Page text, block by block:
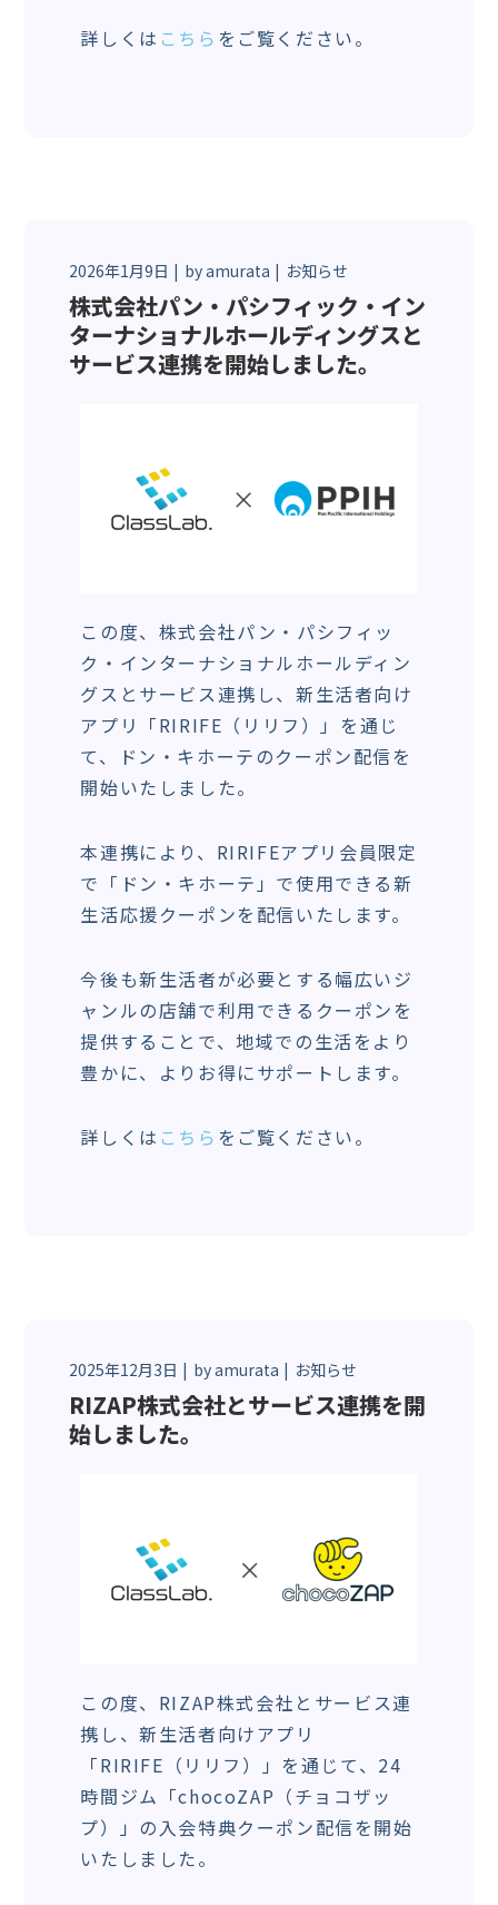
詳しくは こちら をご覧ください。
2026年1月9日 byamurata お知らせ
株式会社パン・パシフィック・イン
ターナショナルホールディングスと
サービス連携を開始しました。
この度、株式会社パン・パシフィッ
ク・インターナショナルホールディン
グスとサービス連携し、新生活者向け
アプリ「RIRIFE（リリフ）」を通じ
て、ドン・キホーテのクーポン配信を
開始いたしました。
本連携により、RIRIFEアプリ会員限定
で「ドン・キホーテ」で使用できる新
生活応援クーポンを配信いたします。
今後も新生活者が必要とする幅広いジ
ャンルの店舗で利用できるクーポンを
提供することで、地域での生活をより
豊かに、よりお得にサポートします。
詳しくは こちら をご覧ください。
2025年12月3日 byamurata お知らせ
RIZAP株式会社とサービス連携を開
始しました。
この度、RIZAP株式会社とサービス連
携し、新生活者向けアプリ
「RIRIFE（リリフ）」を通じて、24
時間ジム「chocoZAP（チョコザッ
プ）」の入会特典クーポン配信を開始
いたしました。